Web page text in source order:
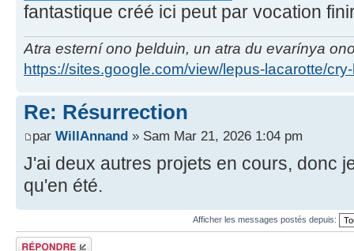
fantastique créé ici peut par vocation
Atra esterní ono þelduin, un atra du evarínya
https://sites.google.com/view/lepus-lacarotte/
Re: Résurrection
par WillAnnand » Sam Mar 21, 2026 1:04 pm
J'ai deux autres projets en cours, donc
qu'en été.
Afficher les messages postés depuis:
Répondre